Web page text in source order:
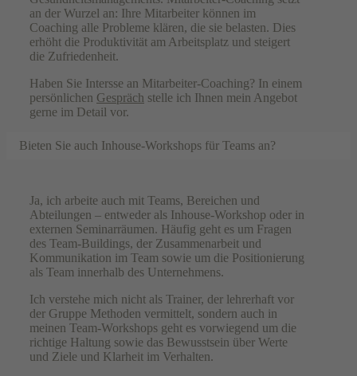
an der Wurzel an: Ihre Mitarbeiter können im
Coaching alle Probleme klären, die sie belasten. Dies
erhöht die Produktivität am Arbeitsplatz und steigert
die Zufriedenheit.
Haben Sie Intersse an Mitarbeiter-Coaching? In einem
persönlichen Gespräch stelle ich Ihnen mein Angebot
gerne im Detail vor.
Bieten Sie auch Inhouse-Workshops für Teams an?
Ja, ich arbeite auch mit Teams, Bereichen und
Abteilungen – entweder als Inhouse-Workshop oder in
externen Seminarräumen. Häufig geht es um Fragen
des Team-Buildings, der Zusammenarbeit und
Kommunikation im Team sowie um die Positionierung
als Team innerhalb des Unternehmens.
Ich verstehe mich nicht als Trainer, der lehrerhaft vor
der Gruppe Methoden vermittelt, sondern auch in
meinen Team-Workshops geht es vorwiegend um die
richtige Haltung sowie das Bewusstsein über Werte
und Ziele und Klarheit im Verhalten.